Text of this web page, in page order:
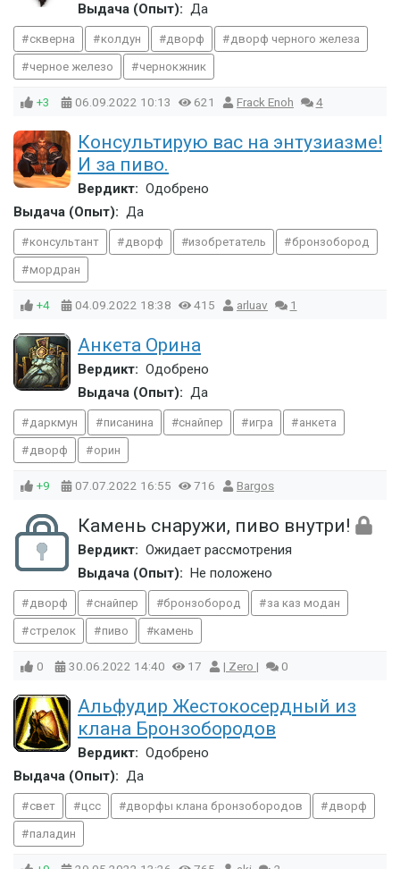
Выдача (Опыт): Да
скверна колдун дворф дворф черного железа
черное железо чернокжник
+3 06.09.2022 10:13 621 Frack Enoh 4
Консультирую вас на энтузиазме!
И за пиво.
Вердикт: Одобрено
Выдача (Опыт): Да
консультант дворф изобретатель бронзобород
мордран
+4 04.09.2022 18:38 415 arluav 1
Анкета Орина
Вердикт: Одобрено
Выдача (Опыт): Да
даркмун писанина снайпер игра анкета
дворф орин
+9 07.07.2022 16:55 716 Bargos
Камень снаружи, пиво внутри!
Вердикт: Ожидает рассмотрения
Выдача (Опыт):
Не положено
дворф снайпер бронзобород за каз модан
стрелок пиво камень
0 30.06.2022 14:40 17 | Zero | 0
Альфудир Жестокосердный из
клана Бронзобородов
Вердикт: Одобрено
Выдача (Опыт): Да
свет цсс дворфы клана бронзобородов дворф
паладин